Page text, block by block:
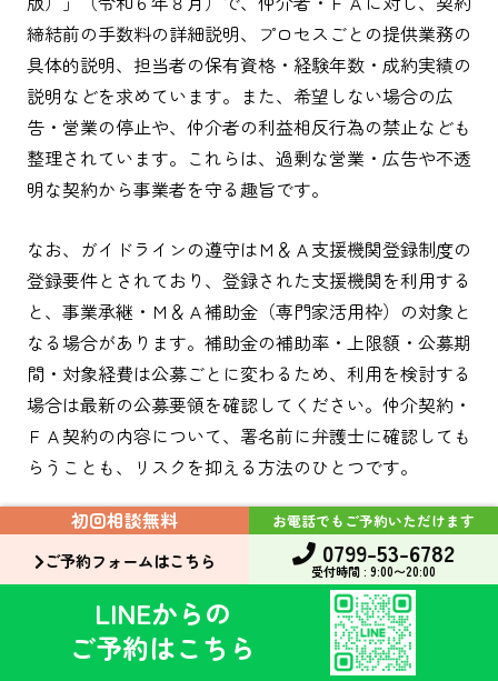
締結前の手数料の詳細説明、プロセスごとの提供業務の
具体的説明、担当者の保有資格・経験年数・成約実績の
説明などを求めています。また、希望しない場合の広
告・営業の停止や、仲介者の利益相反行為の禁止なども
整理されています。これらは、過剰な営業・広告や不透
明な契約から事業者を守る趣旨です。
なお、ガイドラインの遵守はＭ＆Ａ支援機関登録制度の
登録要件とされており、登録された支援機関を利用する
と、事業承継・Ｍ＆Ａ補助金（専門家活用枠）の対象と
なる場合があります。補助金の補助率・上限額・公募期
間・対象経費は公募ごとに変わるため、利用を検討する
場合は最新の公募要領を確認してください。仲介契約・
ＦＡ契約の内容について、署名前に弁護士に確認しても
らうことも、リスクを抑える方法のひとつです。
相談前に準備しておく資料
弁護士・税理士・金融機関・公的機関に相談する際、次
の資料がそろっていると、検討がスムーズになります。
初回相談無料
ご予約フォームはこちら
お電話でもご予約いただけます
0799-53-6782
受付時間 : 9:00〜20:00
LINEからの
ご予約はこちら